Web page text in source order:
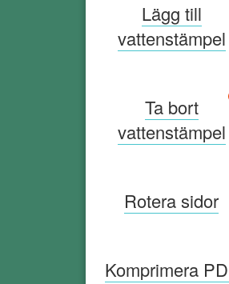
Lägg till
vattenstämpel
Ta bort
vattenstämpel
Rotera sidor
Komprimera